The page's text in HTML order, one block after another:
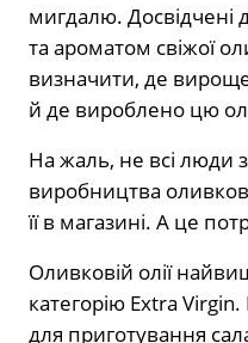
мигдалю. Досвідчені
та ароматом свіжої
визначити, де
й де вироблено цю
На жаль, не всі люди
виробництва
її в магазині. А це
Оливковій олії
категорію Extra
для приготування